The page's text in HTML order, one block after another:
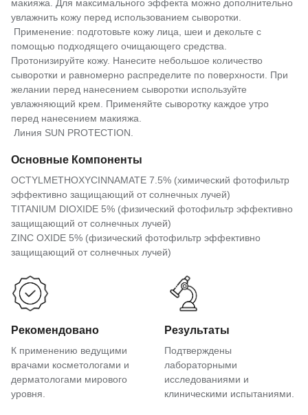
макияжа. Для максимального эффекта можно дополнительно
увлажнить кожу перед использованием сыворотки.
Применение: подготовьте кожу лица, шеи и декольте с
помощью подходящего очищающего средства.
Протонизируйте кожу. Нанесите небольшое количество
сыворотки и равномерно распределите по поверхности. При
желании перед нанесением сыворотки используйте
увлажняющий крем. Применяйте сыворотку каждое утро
перед нанесением макияжа.
Линия SUN PROTECTION.
Основные Компоненты
OCTYLMETHOXYCINNAMATE 7.5% (химический фотофильтр
эффективно защищающий от солнечных лучей)
TITANIUM DIOXIDE 5% (физический фотофильтр эффективно
защищающий от солнечных лучей)
ZINC OXIDE 5% (физический фотофильтр эффективно
защищающий от солнечных лучей)
Рекомендовано
К применению ведущими
врачами косметологами и
дерматологами мирового
уровня.
Результаты
Подтверждены
лабораторными
исследованиями и
клиническими испытаниями.